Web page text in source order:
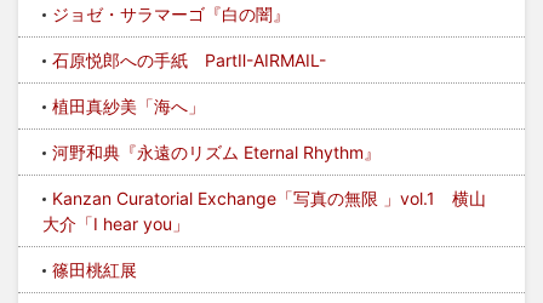
ジョゼ・サラマーゴ『白の闇』
石原悦郎への手紙 PartⅡ-AIRMAIL-
植田真紗美「海へ」
河野和典『永遠のリズム Eternal Rhythm』
Kanzan Curatorial Exchange「写真の無限 」vol.1 横山
大介「I hear you」
篠田桃紅展